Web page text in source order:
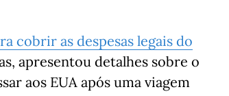
cobrir as despesas legais do
apresentou detalhes sobre o
aos EUA após uma viagem